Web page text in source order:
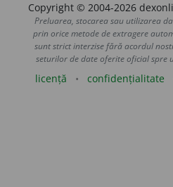
Copyright © 2004-2026
Preluarea, stocarea sau utilizarea
prin orice metode de extragere
sunt strict interzise fără acordul
seturilor de date oferite oficial spre
licență confidențialitate